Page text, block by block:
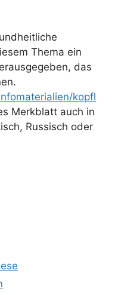
Thema ein
das
kopfl
Merkblatt auch in
Russisch oder